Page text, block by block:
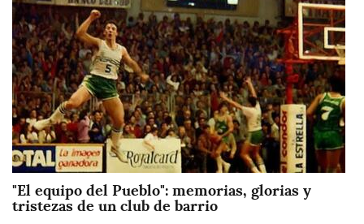
"El equipo del Pueblo": memorias, glorias y
tristezas de un club de barrio